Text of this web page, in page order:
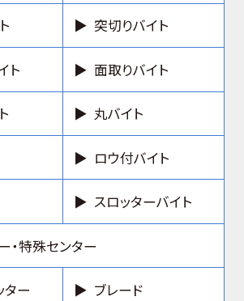
突切りバイト
ト 面取りバイト
丸バイト
ロウ付バイト
スロッターバイト
・特殊センター
ター ブレード